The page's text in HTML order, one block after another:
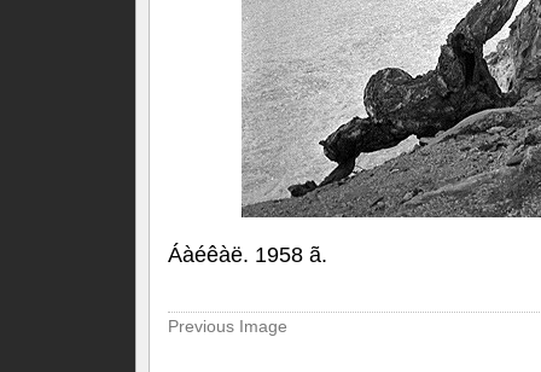
Áàéêàë. 1958 ã.
Previous Image